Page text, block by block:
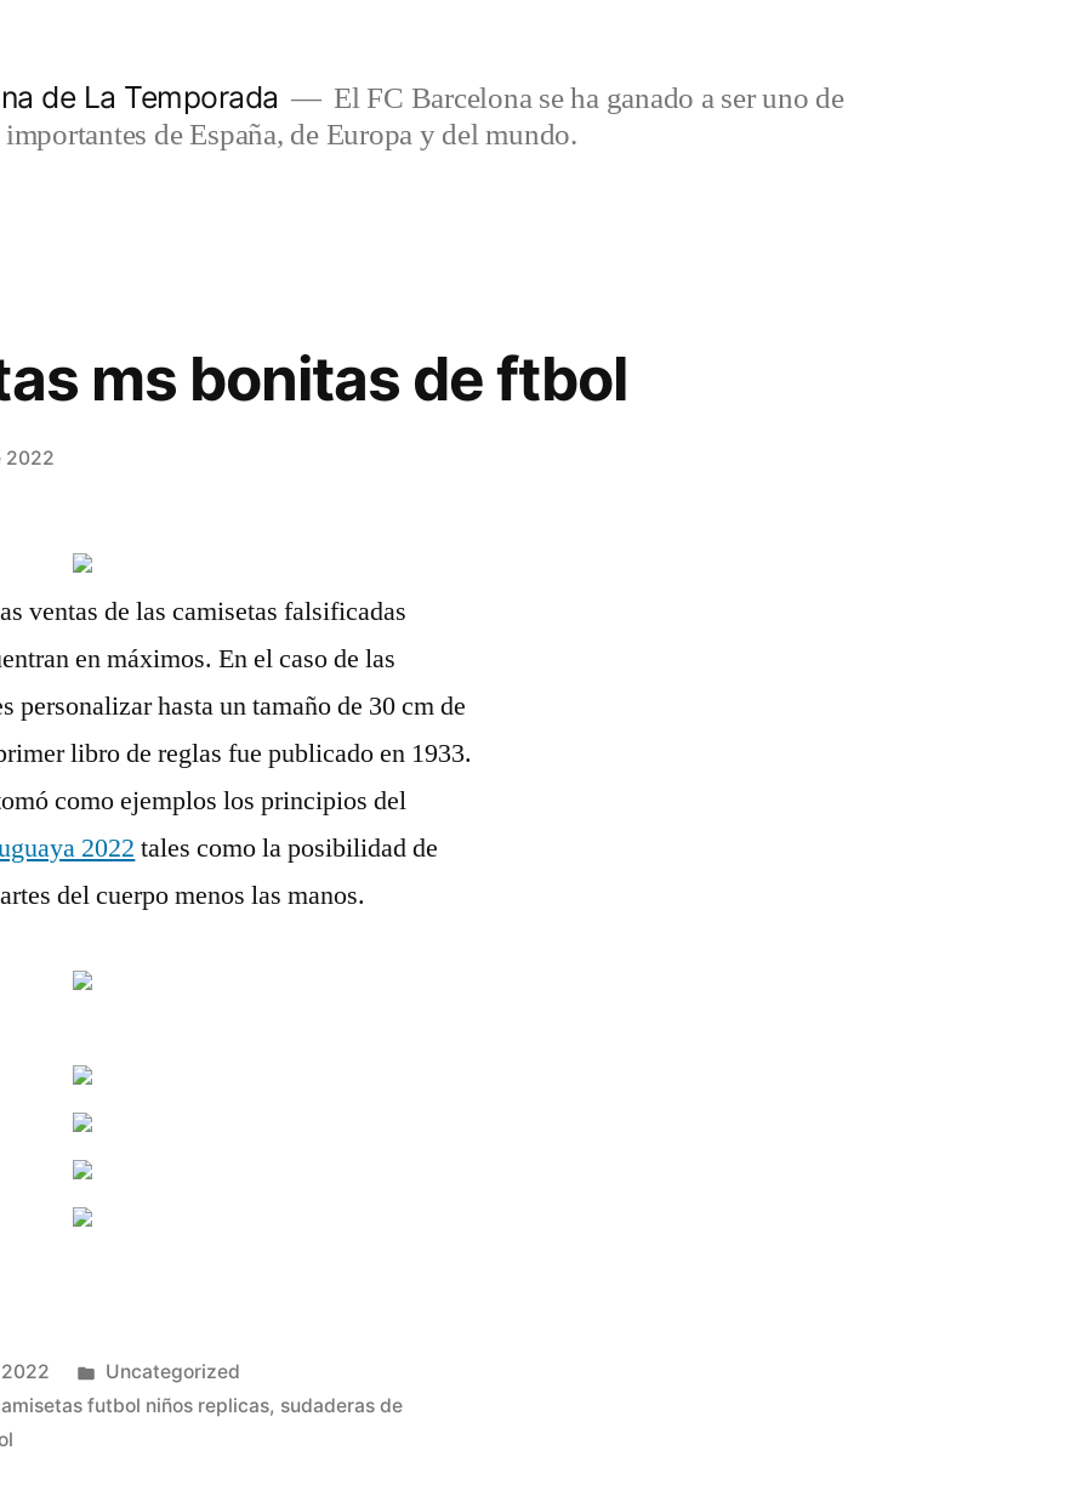
de La Temporada
El FC Barcelona se ha ganado a ser uno de
de España, de Europa y del mundo.
ms bonitas de ftbol
2022
ventas de las camisetas falsificadas
en máximos. En el caso de las
personalizar hasta un tamaño de 30 cm de
libro de reglas fue publicado en 1933.
como ejemplos los principios del
2022 tales como la posibilidad de
del cuerpo menos las manos.
Publicado
en
Uncategorized
futbol niños replicas, sudaderas de